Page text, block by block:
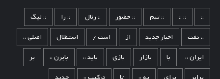
::
:: :: :: تیم :: حضور :: رئال :: را
:: لیگ
:: نفت
اخبار جدید از است / استقلال
اصلی ::
ایران ::
با بازار بازی باید :: بایرن ::
بر